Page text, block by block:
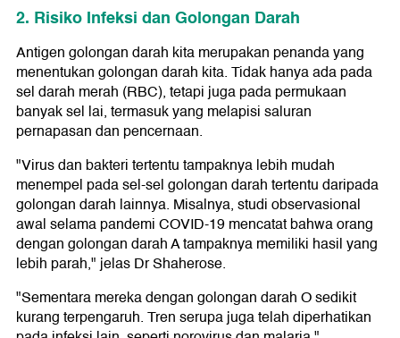
2. Risiko Infeksi dan Golongan Darah
Antigen golongan darah kita merupakan penanda yang
menentukan golongan darah kita. Tidak hanya ada pada
sel darah merah (RBC), tetapi juga pada permukaan
banyak sel lai, termasuk yang melapisi saluran
pernapasan dan pencernaan.
"Virus dan bakteri tertentu tampaknya lebih mudah
menempel pada sel-sel golongan darah tertentu daripada
golongan darah lainnya. Misalnya, studi observasional
awal selama pandemi COVID-19 mencatat bahwa orang
dengan golongan darah A tampaknya memiliki hasil yang
lebih parah," jelas Dr Shaherose.
"Sementara mereka dengan golongan darah O sedikit
kurang terpengaruh. Tren serupa juga telah diperhatikan